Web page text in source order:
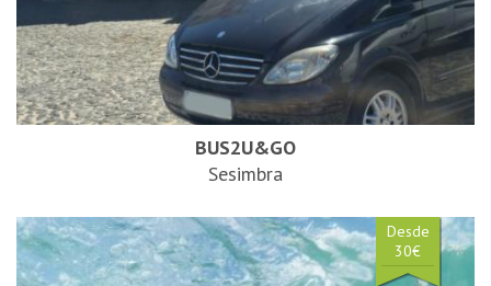
BUS2U&GO
Sesimbra
Desde
30€